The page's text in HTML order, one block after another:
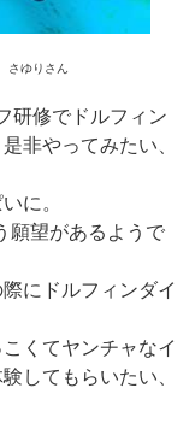
さゆりさん
研修でドルフィン
非やってみたい、
に。
願望があるようで
にドルフィンダイ
くてヤンチャなイ
してもらいたい、